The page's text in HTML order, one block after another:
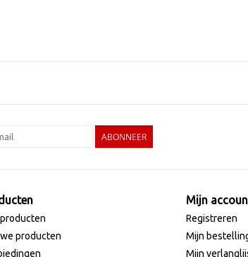
ABONNEER
producten
Mijn
Registreren
Mijn
Mijn